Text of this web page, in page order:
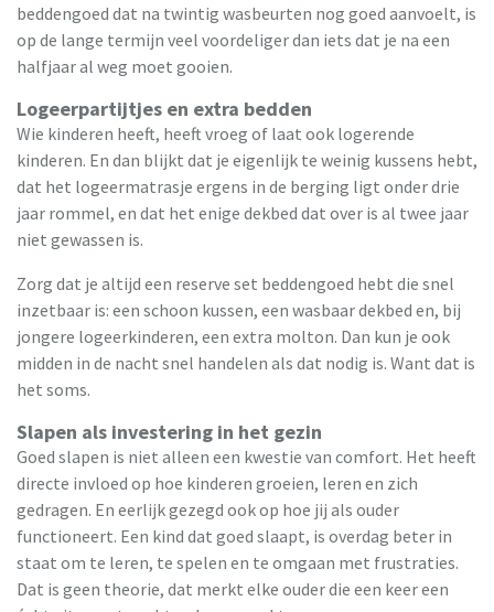
beddengoed dat na twintig wasbeurten nog goed aanvoelt, is
op de lange termijn veel voordeliger dan iets dat je na een
halfjaar al weg moet gooien.
Logeerpartijtjes en extra bedden
Wie kinderen heeft, heeft vroeg of laat ook logerende
kinderen. En dan blijkt dat je eigenlijk te weinig kussens hebt,
dat het logeermatrasje ergens in de berging ligt onder drie
jaar rommel, en dat het enige dekbed dat over is al twee jaar
niet gewassen is.
Zorg dat je altijd een reserve set beddengoed hebt die snel
inzetbaar is: een schoon kussen, een wasbaar dekbed en, bij
jongere logeerkinderen, een extra molton. Dan kun je ook
midden in de nacht snel handelen als dat nodig is. Want dat is
het soms.
Slapen als investering in het gezin
Goed slapen is niet alleen een kwestie van comfort. Het heeft
directe invloed op hoe kinderen groeien, leren en zich
gedragen. En eerlijk gezegd ook op hoe jij als ouder
functioneert. Een kind dat goed slaapt, is overdag beter in
staat om te leren, te spelen en te omgaan met frustraties.
Dat is geen theorie, dat merkt elke ouder die een keer een